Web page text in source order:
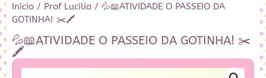
Início / Prof Lucilia / 💦📖ATIVIDADE O PASSEIO DA
GOTINHA! ✂️🖍️
💦📖ATIVIDADE O PASSEIO DA GOTINHA! ✂️
🖍️